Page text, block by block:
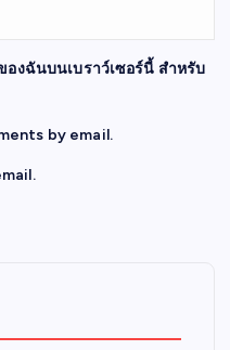
งฉันบนเบราว์เซอร์นี้ สำหรับ
by email.